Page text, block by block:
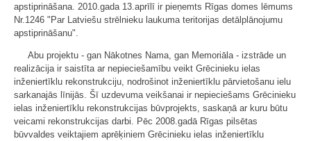
apstiprināšana. 2010.gada 13.aprīlī ir pieņemts Rīgas domes lēmums
Nr.1246 "Par Latviešu strēlnieku laukuma teritorijas detālplānojumu
apstiprināšanu".
Abu projektu - gan Nākotnes Nama, gan Memoriāla - izstrāde un
realizācija ir saistīta ar nepieciešamību veikt Grēcinieku ielas
inženiertīklu rekonstrukciju, nodrošinot inženiertīklu pārvietošanu ielu
sarkanajās līnijās. Šī uzdevuma veikšanai ir nepieciešams Grēcinieku
ielas inženiertīklu rekonstrukcijas būvprojekts, saskaņā ar kuru būtu
veicami rekonstrukcijas darbi. Pēc 2008.gadā Rīgas pilsētas
būvvaldes veiktajiem aprēķiniem Grēcinieku ielas inženiertīklu